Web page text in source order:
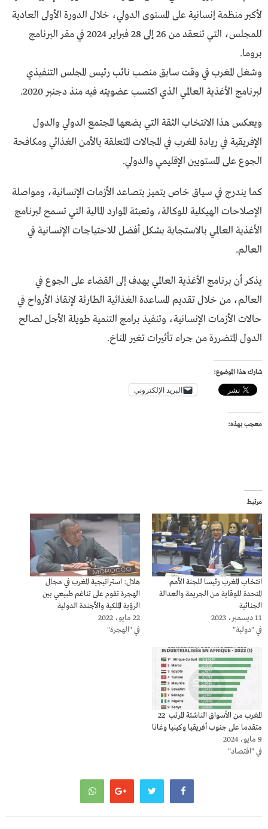
لأكبر منظمة إنسانية على المستوى الدولي، خلال الدورة الأولى العادية
للمجلس، التي تنعقد من 26 إلى 28 فبراير 2024 في مقر البرنامج
بروما.
وشغل المغرب في وقت سابق منصب نائب رئيس المجلس التنفيذي
لبرنامج الأغذية العالمي الذي اكتسب عضويته فيه منذ دجنبر 2020.
ويعكس هذا الانتخاب الثقة التي يضعها المجتمع الدولي والدول
الإفريقية في ريادة المغرب في المجالات المتعلقة بالأمن الغذائي ومكافحة
الجوع على المستويين الإقليمي والدولي.
كما يندرج في سياق خاص يتميز بتصاعد الأزمات الإنسانية، ومواصلة
الإصلاحات الهيكلية للوكالة، وتعبئة الموارد المالية التي تسمح لبرنامج
الأغذية العالمي بالاستجابة بشكل أفضل للاحتياجات الإنسانية في
العالم.
يذكر أن برنامج الأغذية العالمي يهدف إلى القضاء على الجوع في
العالم، من خلال تقديم المساعدة الغذائية الطارئة لإنقاذ الأرواح في
حالات الأزمات الإنسانية، وتنفيذ برامج التنمية طويلة الأجل لصالح
الدول المتضررة من جراء تأثيرات تغير المناخ.
شارك هذا الموضوع:
البريد الإلكتروني
معجب بهذه:
مرتبط
انتخاب المغرب رئيسا للجنة الأمم
المتحدة للوقاية من الجريمة والعدالة
الجنائية
11 ديسمبر، 2023
في "دولية"
هلال: استراتيجية المغرب في مجال
الهجرة تقوم على تناغم طبيعي بين
الرؤية الملكية والأجندة الدولية
22 مايو، 2022
في "الهجرة"
المغرب من الأسواق الناشئة المرتب 22
متقدما على جنوب أفريقيا وكينيا وغانا
9 مايو، 2024
في "اقتصاد"